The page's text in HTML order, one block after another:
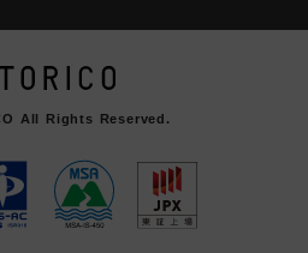
All Rights Reserved.